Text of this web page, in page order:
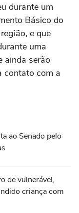
durante um
Básico do
e que
uma
ainda serão
contato com a
ao Senado pelo
de vulnerável,
criança com